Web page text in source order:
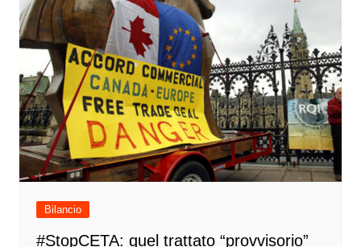
Bilancio
#StopCETA: quel trattato “provvisorio”